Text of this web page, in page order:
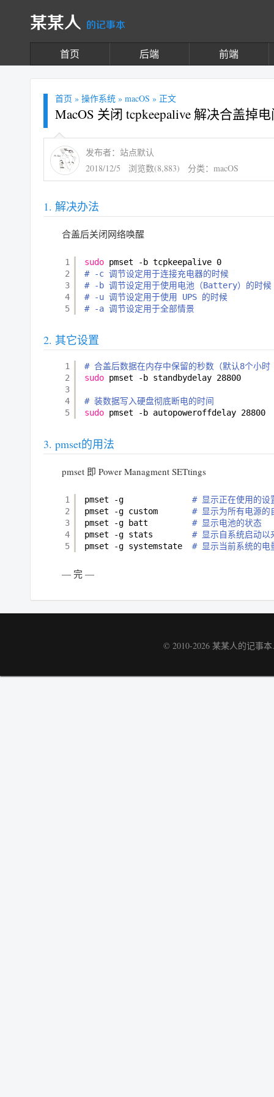
某某人 的记事本
首页 后端 前端
首页 » 操作系统 » macOS » 正文
MacOS 关闭 tcpkeepalive 解决合盖掉
发布者：站点默认
2018/12/5
浏览数(8,883) 分类： macOS
解决办法
合盖后关闭网络唤醒
1
2
3
4
5
sudo pmset -b tcpkeepalive 0
# -c 调节设定用于连接充电器的时候
# -b 调节设定用于使用电池（Battery）的时候
# -u 调节设定用于使用 UPS 的时候
# -a 调节设定用于全部情景
其它设置
1
2
3
4
5
# 合盖后数据在内存中保留的秒数（默认8个小
sudo pmset -b standbydelay 28800
# 装数据写入硬盘彻底断电的时间
sudo pmset -b autopoweroffdelay 28800
pmset的用法
pmset 即 Power Managment SETtings
1
2
3
4
5
pmset -g # 显示正在使用的设
pmset -g custom # 显示为所有电源的
pmset -g batt # 显示电池的状态
pmset -g stats # 显示自系统启动以
pmset -g systemstate # 显示当前系统的电
— 完 —
© 2010-2026 某某人的记事本